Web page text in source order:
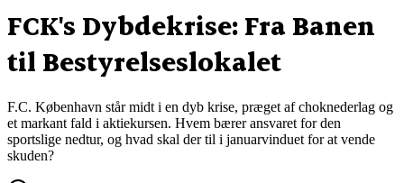
FCK's Dybdekrise: Fra Banen
til Bestyrelseslokalet
F.C. København står midt i en dyb krise, præget af choknederlag og
et markant fald i aktiekursen. Hvem bærer ansvaret for den
sportslige nedtur, og hvad skal der til i januarvinduet for at vende
skuden?